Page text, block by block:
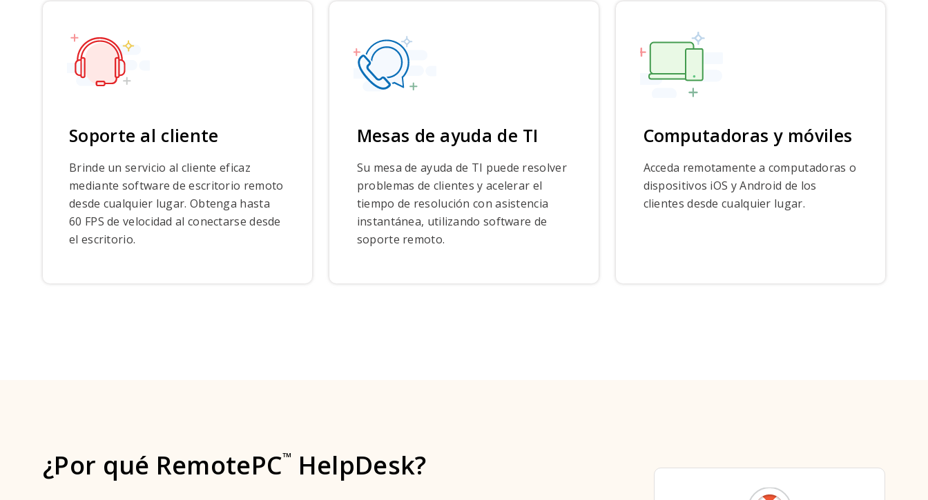
Soporte al cliente
Brinde un servicio al cliente eficaz
mediante software de escritorio remoto
desde cualquier lugar. Obtenga hasta
60 FPS de velocidad al conectarse desde
el escritorio.
Mesas de ayuda de TI
Su mesa de ayuda de TI puede resolver
problemas de clientes y acelerar el
tiempo de resolución con asistencia
instantánea, utilizando software de
soporte remoto.
Computadoras y móviles
Acceda remotamente a computadoras o
dispositivos iOS y Android de los
clientes desde cualquier lugar.
¿Por qué RemotePC™ HelpDesk?